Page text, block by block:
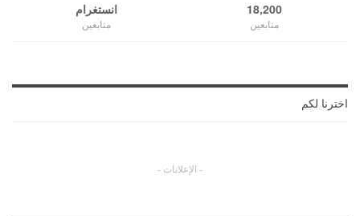
18,200
متابعين
انستغرام
متابعين
اخترنا لكم
- الإعلانات -